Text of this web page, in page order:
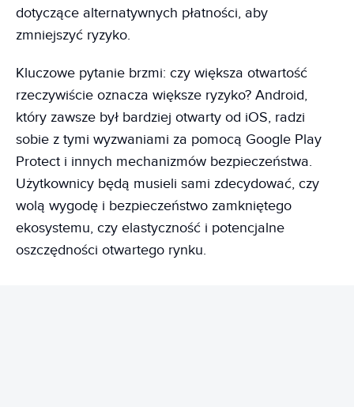
dotyczące alternatywnych płatności, aby
zmniejszyć ryzyko.
Kluczowe pytanie brzmi: czy większa otwartość
rzeczywiście oznacza większe ryzyko? Android,
który zawsze był bardziej otwarty od iOS, radzi
sobie z tymi wyzwaniami za pomocą Google Play
Protect i innych mechanizmów bezpieczeństwa.
Użytkownicy będą musieli sami zdecydować, czy
wolą wygodę i bezpieczeństwo zamkniętego
ekosystemu, czy elastyczność i potencjalne
oszczędności otwartego rynku.